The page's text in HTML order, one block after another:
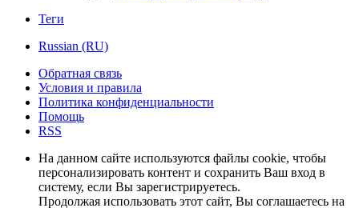
Теги
Russian (RU)
Обратная связь
Условия и правила
Политика конфиденциальности
Помощь
RSS
На данном сайте используются файлы cookie, чтобы
персонализировать контент и сохранить Ваш вход в
систему, если Вы зарегистрируетесь.
Продолжая использовать этот сайт, Вы соглашаетесь на